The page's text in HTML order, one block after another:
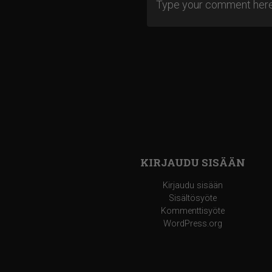
KIRJAUDU SISÄÄN
Kirjaudu sisään
Sisältösyöte
Kommenttisyöte
WordPress.org